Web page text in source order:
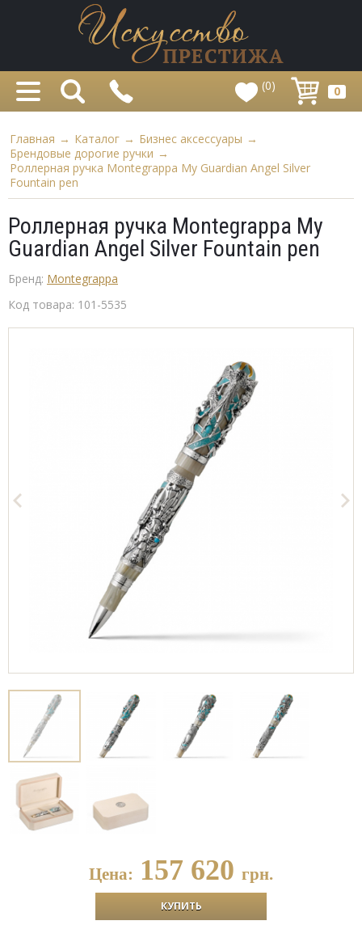
(0) 0
Главная → Каталог → Бизнес аксессуары →
Брендовые дорогие ручки →
Роллерная ручка Montegrappa My Guardian Angel Silver
Fountain pen
Роллерная ручка Montegrappa My
Guardian Angel Silver Fountain pen
Бренд: Montegrappa
Код товара: 101-5535
Цена: 157 620 грн.